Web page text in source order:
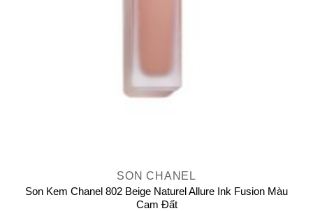
SON CHANEL
Son Kem Chanel 802 Beige Naturel Allure Ink Fusion Màu
Cam Đất